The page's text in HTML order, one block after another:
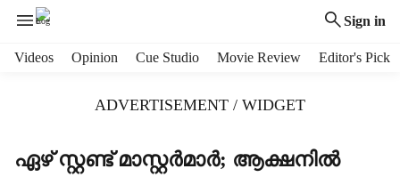
Sign in
Videos Opinion Cue Studio Movie Review Editor's Pick
ADVERTISEMENT / WIDGET
ഏഴ് സ്റ്റണ്ട് മാസ്റ്റർമാർ; ആക്ഷനില്‍